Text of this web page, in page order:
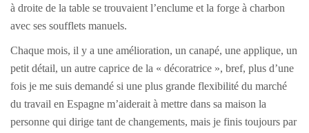
à droite de la table se trouvaient l’enclume et la forge à charbon
avec ses soufflets manuels.
Chaque mois, il y a une amélioration, un canapé, une applique, un
petit détail, un autre caprice de la « décoratrice », bref, plus d’une
fois je me suis demandé si une plus grande flexibilité du marché
du travail en Espagne m’aiderait à mettre dans sa maison la
personne qui dirige tant de changements, mais je finis toujours par